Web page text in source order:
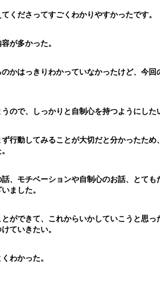
くださってすごくわかりやすかったです。
が多かった。
かはっきりわかっていなかったけど、今
ので、しっかりと自制心を持つようにした
行動してみることが大切だと分かったため
、モチベーションや自制心のお話、とて
ました。
ができて、これからいかしていこうと思っ
ていきたい。
わかった。